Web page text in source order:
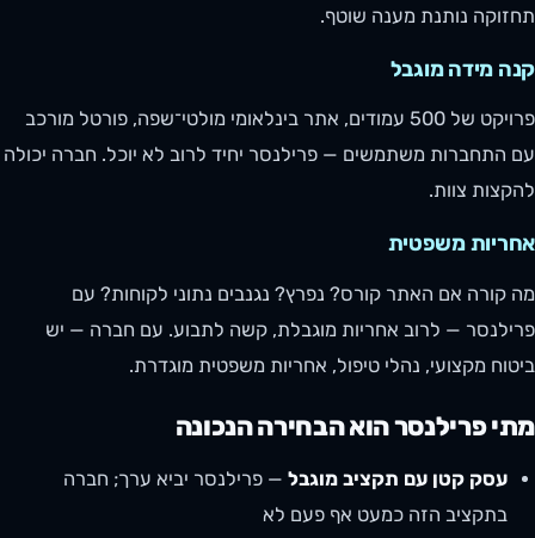
תחזוקה נותנת מענה שוטף.
קנה מידה מוגבל
פרויקט של 500 עמודים, אתר בינלאומי מולטי־שפה, פורטל מורכב
עם התחברות משתמשים — פרילנסר יחיד לרוב לא יוכל. חברה יכולה
להקצות צוות.
אחריות משפטית
מה קורה אם האתר קורס? נפרץ? נגנבים נתוני לקוחות? עם
פרילנסר — לרוב אחריות מוגבלת, קשה לתבוע. עם חברה — יש
ביטוח מקצועי, נהלי טיפול, אחריות משפטית מוגדרת.
מתי פרילנסר הוא הבחירה הנכונה
עסק קטן עם תקציב מוגבל — פרילנסר יביא ערך; חברה
בתקציב הזה כמעט אף פעם לא